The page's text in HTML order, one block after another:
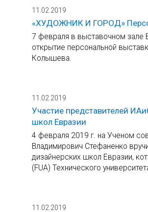
11.02.2019
«ХУДОЖНИК И ГОРОД»
7 февраля в выставочном зале
открытие персональной
Колышева.
11.02.2019
Участие представителей
школ Евразии
4 февраля 2019 г. на Ученом
Владимирович Стефаненко
дизайнерских школ Евразии,
(FUA) Технического
11.02.2019